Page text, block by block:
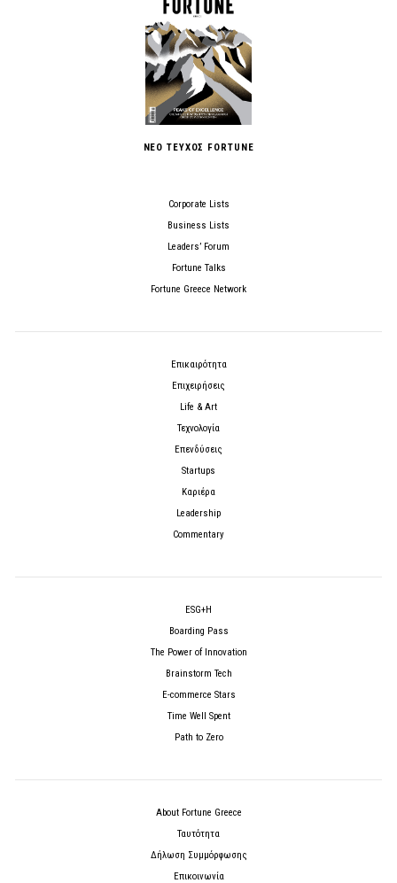
ΝΕΟ ΤΕΥΧΟΣ FORTUNE
Corporate Lists
Business Lists
Leaders’ Forum
Fortune Talks
Fortune Greece Network
Επικαιρότητα
Επιχειρήσεις
Life & Art
Τεχνολογία
Επενδύσεις
Startups
Καριέρα
Leadership
Commentary
ESG+H
Boarding Pass
The Power of Innovation
Brainstorm Tech
E-commerce Stars
Time Well Spent
Path to Zero
About Fortune Greece
Ταυτότητα
Δήλωση Συμμόρφωσης
Επικοινωνία